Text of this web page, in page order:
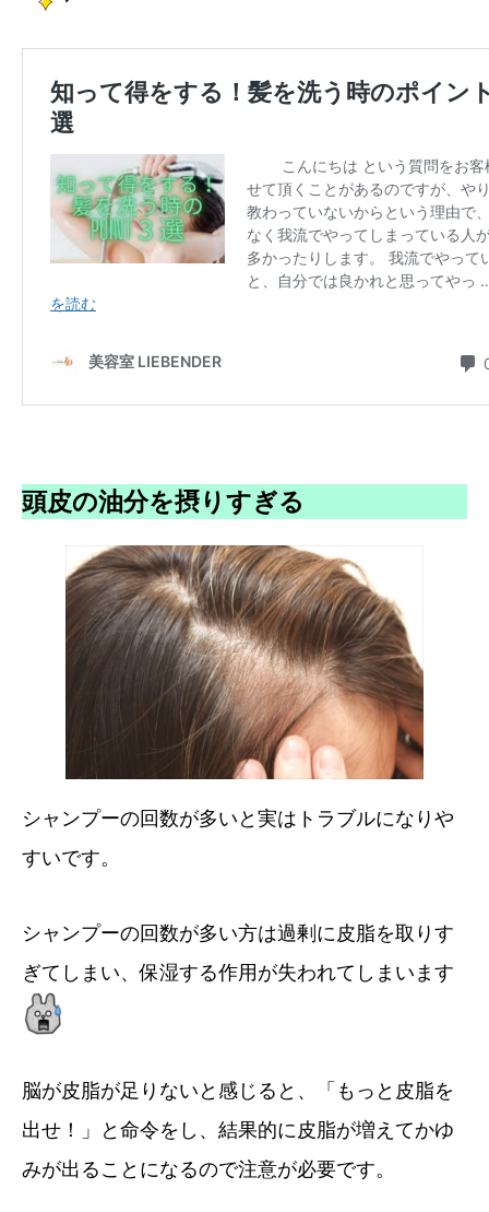
頭皮の油分を摂りすぎる
シャンプーの回数が多いと実はトラブルになりや
すいです。
シャンプーの回数が多い方は過剰に皮脂を取りす
ぎてしまい、保湿する作用が失われてしまいます
脳が皮脂が足りないと感じると、「もっと皮脂を
出せ！」と命令をし、結果的に皮脂が増えてかゆ
みが出ることになるので注意が必要です。